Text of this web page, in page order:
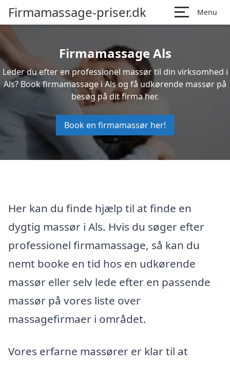
Firmamassage-priser.dk Menu
Firmamassage Als
Leder du efter en professionel massør til din virksomhed i
Als? Book firmamassage i Als og få udkørende massør på
besøg på dit firma her.
Book en firmamassør her!
Her kan du finde hjælp til at finde en
dygtig massør i Als. Hvis du søger efter
professionel firmamassage, så kan du
nemt booke en tid hos en udkørende
massør eller selv lede efter en passende
massør på vores liste over
massagefirmaer i området.
Vores erfarne massører er klar til at